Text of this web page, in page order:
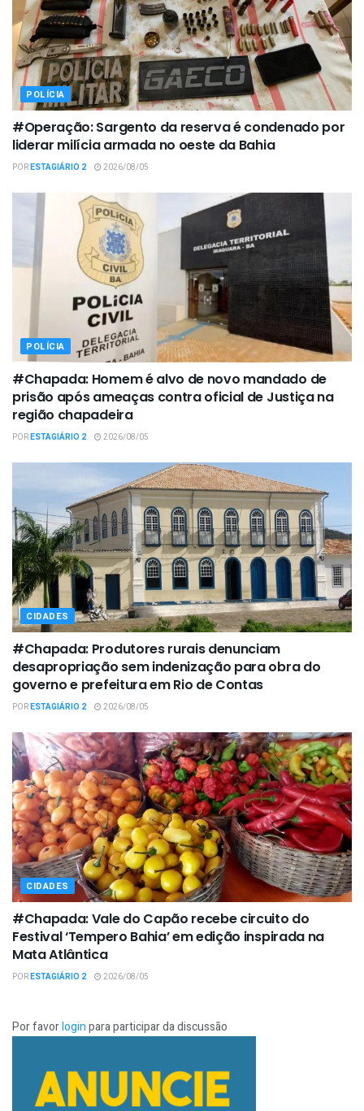
POLÍCIA
#Operação: Sargento da reserva é condenado por
liderar milícia armada no oeste da Bahia
PORESTAGIÁRIO 2 2026/08/05
POLÍCIA
#Chapada: Homem é alvo de novo mandado de
prisão após ameaças contra oficial de Justiça na
região chapadeira
PORESTAGIÁRIO 2 2026/08/05
CIDADES
#Chapada: Produtores rurais denunciam
desapropriação sem indenização para obra do
governo e prefeitura em Rio de Contas
PORESTAGIÁRIO 2 2026/08/05
CIDADES
#Chapada: Vale do Capão recebe circuito do
Festival ‘Tempero Bahia’ em edição inspirada na
Mata Atlântica
PORESTAGIÁRIO 2 2026/08/05
Por favorloginpara participar da discussão